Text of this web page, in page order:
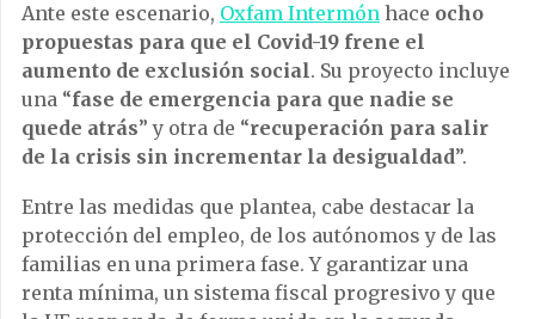
Ante este escenario, Oxfam Intermón hace ocho
propuestas para que el Covid-19 frene el
aumento de exclusión social. Su proyecto incluye
una “fase de emergencia para que nadie se
quede atrás” y otra de “recuperación para salir
de la crisis sin incrementar la desigualdad”.
Entre las medidas que plantea, cabe destacar la
protección del empleo, de los autónomos y de las
familias en una primera fase. Y garantizar una
renta mínima, un sistema fiscal progresivo y que